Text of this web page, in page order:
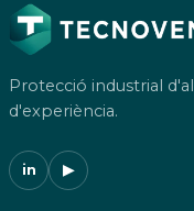
Protecció industrial
d'experiència.
in ▶